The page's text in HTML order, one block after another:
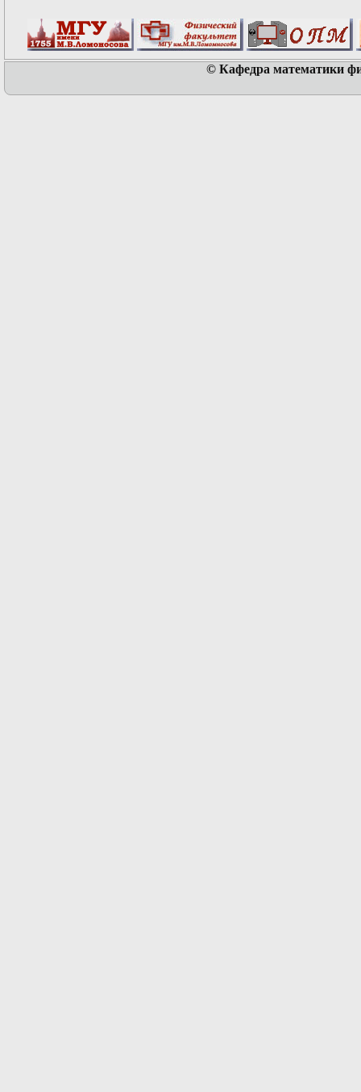
© Кафедра математики